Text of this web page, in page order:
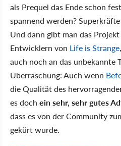
als Prequel das Ende schon
spannend werden?
Und dann gibt man das
Entwicklern von Life is Strange
auch noch an das unbekannte
Überraschung: Auch wenn
die Qualität des
es doch ein sehr, sehr gutes
dass es von der Community
gekürt wurde.